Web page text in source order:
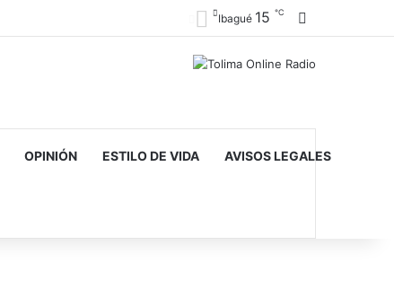
Ibagué 15 ℃
OPINIÓN ESTILO DE VIDA AVISOS LEGALES